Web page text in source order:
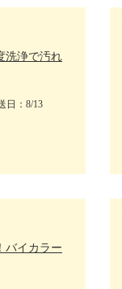
洗浄で汚れ
日：8/13
バイカラー